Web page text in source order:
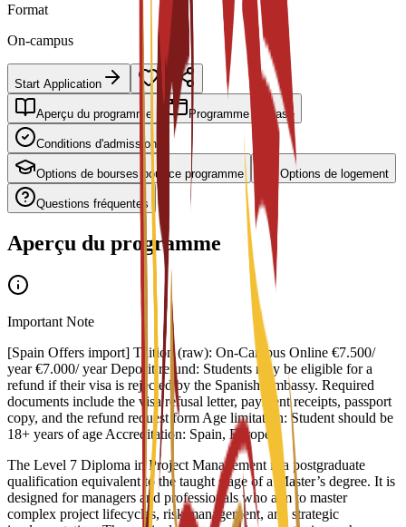
Format
On-campus
Start Application
Aperçu du programme Programme de base
Conditions d'admission
Options de bourses pour ce programme Options de logement
Questions fréquentes
Aperçu du programme
Important Note
[Spain Offers import] Tuition (raw): On-Campus Online €7.500/
year €7.000/ year Deposit refund: Students may be eligible for a
refund if their visa is rejected by the Spanish Embassy. Required
documents include the visa refusal letter, payment receipts, passport
copy, and the refund request form Age limitation: Student should be
18+ years of age Accreditation: Spain, Europe
The Level 7 Diploma in Project Management is a postgraduate
qualification equivalent to the taught stage of a Master’s degree. It is
designed for managers and professionals who aim to master
complex project lifecycles, risk management, and strategic